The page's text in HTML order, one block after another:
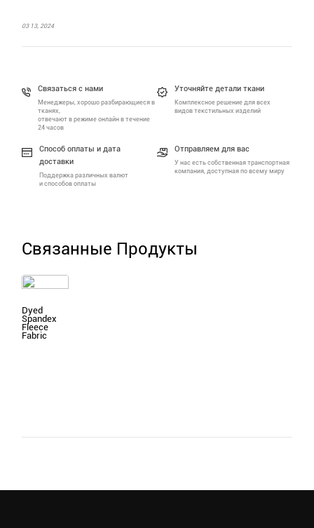
03 13, 2024
Связаться с нами
Менеджеры, хорошо разбирающиеся в
тканях,
отвечают в режиме онлайн в течение
24 часов
Уточняйте детали ткани
Комплексное решение для всех
видов текстильных изделий
Способ оплаты и дата
доставки
Поддержка различных валют
и способов оплаты
Отправляем для вас
У нас есть собственная транспортная
компания, доступная по всему миру
Связанные Продукты
Dyed
Spandex
Fleece
Fabric